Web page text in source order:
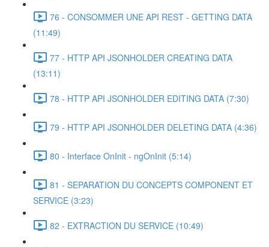
76 - CONSOMMER UNE API REST - GETTING DATA
(11:49)
77 - HTTP API JSONHOLDER CREATING DATA
(13:11)
78 - HTTP API JSONHOLDER EDITING DATA (7:30)
79 - HTTP API JSONHOLDER DELETING DATA (4:36)
80 - Interface OnInit - ngOnInit (5:14)
81 - SEPARATION DU CONCEPTS COMPONENT ET
SERVICE (3:23)
82 - EXTRACTION DU SERVICE (10:49)